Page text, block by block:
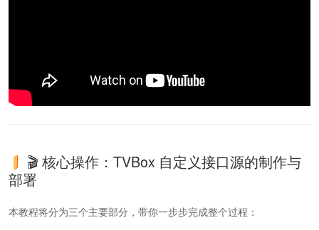
🎬 核心操作：TVBox 自定义接口源的制作与
部署
本教程将分为三个主要部分，带你一步步完成整个过程：